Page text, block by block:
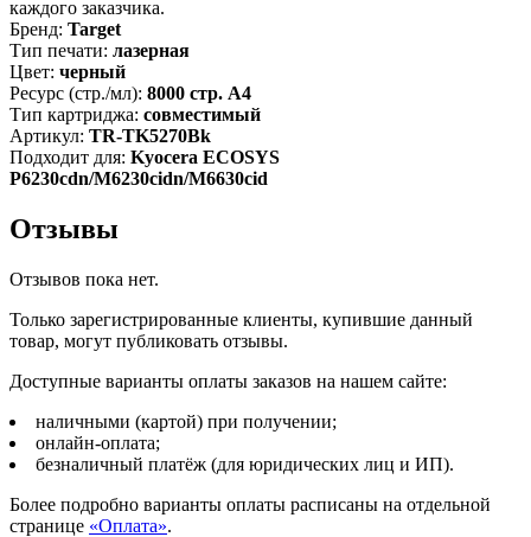
каждого заказчика.
Бренд: Target
Тип печати: лазерная
Цвет: черный
Ресурс (стр./мл): 8000 стр. А4
Тип картриджа: совместимый
Артикул: TR-TK5270Bk
Подходит для: Kyocera ECOSYS
P6230cdn/M6230cidn/M6630cid
Отзывы
Отзывов пока нет.
Только зарегистрированные клиенты, купившие данный
товар, могут публиковать отзывы.
Доступные варианты оплаты заказов на нашем сайте:
наличными (картой) при получении;
онлайн-оплата;
безналичный платёж (для юридических лиц и ИП).
Более подробно варианты оплаты расписаны на отдельной
странице «Оплата».